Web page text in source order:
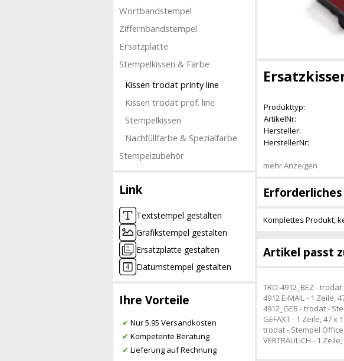
Wortbandstempel
Ziffernbandstempel
Ersatzplatte
Stempelkissen & Farbe
Kissen trodat printy line
Kissen trodat prof. line
Stempelkissen
Nachfüllfarbe & Spezialfarbe
Stempelzubehör
Link
Textstempel gestalten
Grafikstempel gestalten
Ersatzplatte gestalten
Datumstempel gestalten
Ihre Vorteile
✔ Nur 5.95 Versandkosten
✔ Kompetente Beratung
✔ Lieferung auf Rechnung
Produkttyp:
ArtikelNr:
Hersteller:
HerstellerNr:
mehr Anzeigen
Komplettes Produkt,
Artikel passt
TRO-4912_BEZ -
4912 E-MAIL - 1 Zeile,
4912_GEB - trodat -
GEFAXT - 1 Zeile, 47 x
trodat - Stempel Office
VERTRAULICH - 1